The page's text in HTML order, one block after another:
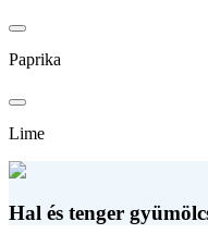
Paprika
Lime
Hal és tenger